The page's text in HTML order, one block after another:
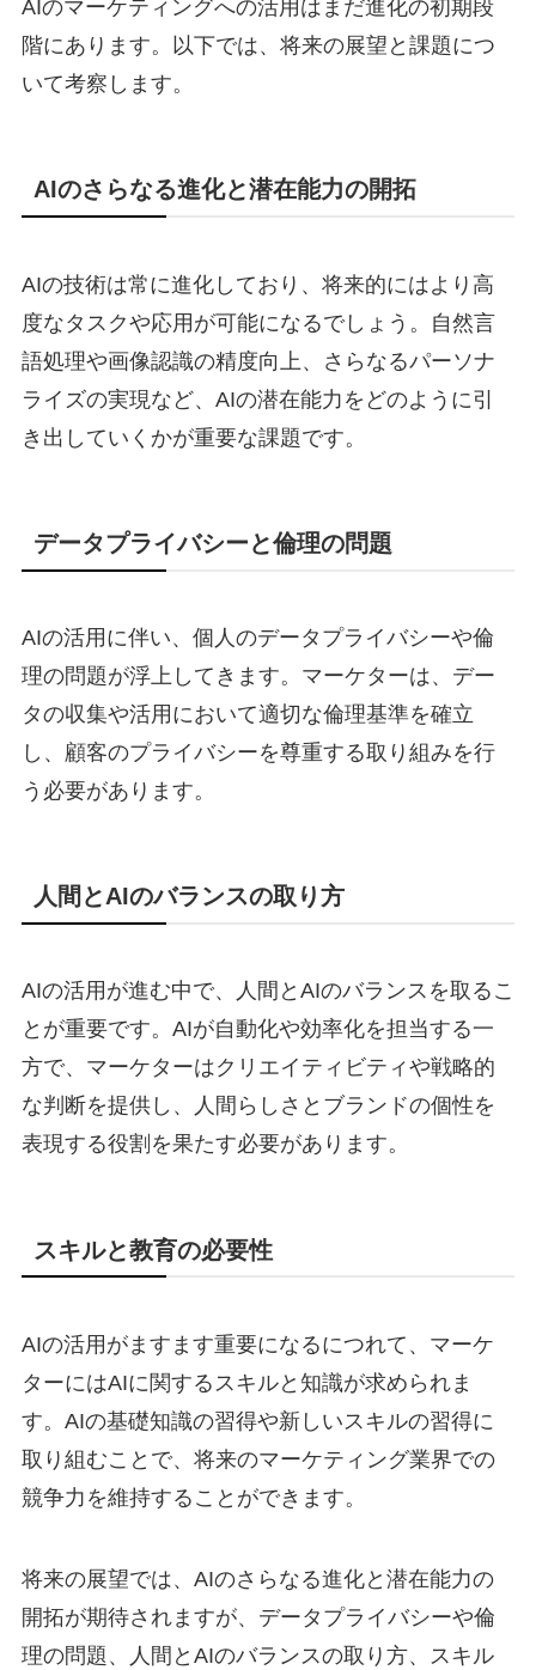
AIのマーケティングへの活用はまだ進化の初期段
階にあります。以下では、将来の展望と課題につ
いて考察します。
AIのさらなる進化と潜在能力の開拓
AIの技術は常に進化しており、将来的にはより高
度なタスクや応用が可能になるでしょう。自然言
語処理や画像認識の精度向上、さらなるパーソナ
ライズの実現など、AIの潜在能力をどのように引
き出していくかが重要な課題です。
データプライバシーと倫理の問題
AIの活用に伴い、個人のデータプライバシーや倫
理の問題が浮上してきます。マーケターは、デー
タの収集や活用において適切な倫理基準を確立
し、顧客のプライバシーを尊重する取り組みを行
う必要があります。
人間とAIのバランスの取り方
AIの活用が進む中で、人間とAIのバランスを取るこ
とが重要です。AIが自動化や効率化を担当する一
方で、マーケターはクリエイティビティや戦略的
な判断を提供し、人間らしさとブランドの個性を
表現する役割を果たす必要があります。
スキルと教育の必要性
AIの活用がますます重要になるにつれて、マーケ
ターにはAIに関するスキルと知識が求められま
す。AIの基礎知識の習得や新しいスキルの習得に
取り組むことで、将来のマーケティング業界での
競争力を維持することができます。
将来の展望では、AIのさらなる進化と潜在能力の
開拓が期待されますが、データプライバシーや倫
理の問題、人間とAIのバランスの取り方、スキル